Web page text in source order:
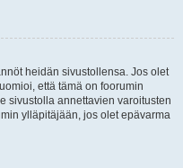
heidän sivustollensa. Jos olet
että tämä on foorumin
sivustolla annettavien varoitusten
ylläpitäjään, jos olet epävarma